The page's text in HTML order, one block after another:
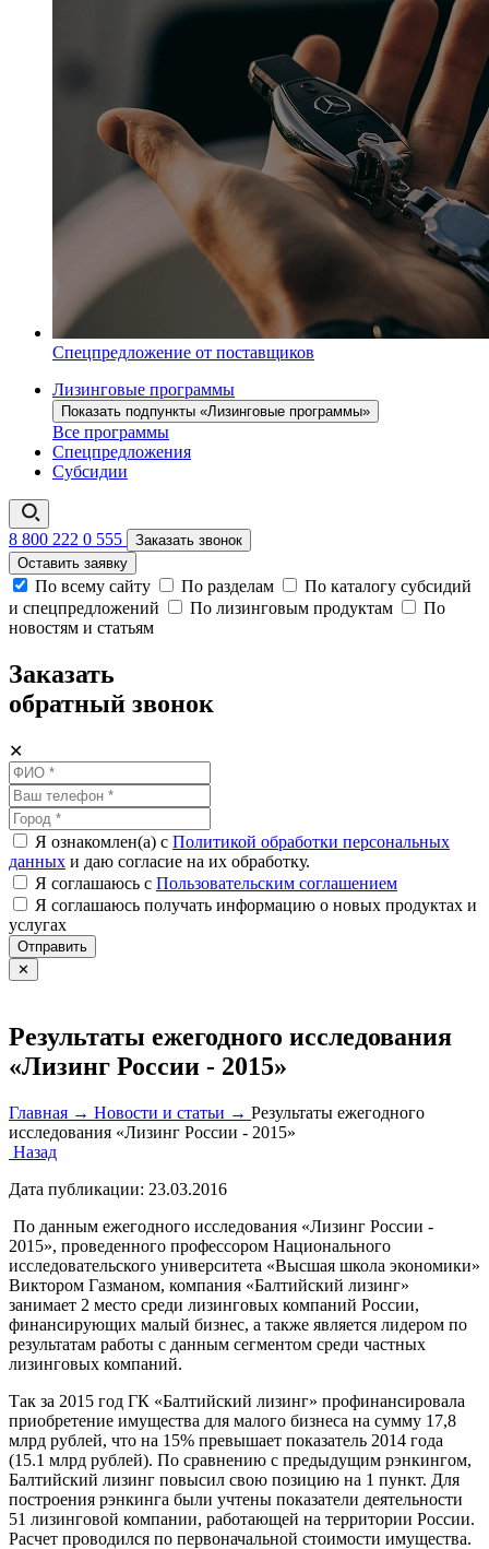
Спецпредложение от поставщиков
Лизинговые программы
Показать подпункты «Лизинговые программы»
Все программы
Спецпредложения
Субсидии
8 800 222 0 555
Заказать звонок
Оставить заявку
По всему сайту По разделам
По каталогу субсидий
и спецпредложений
По лизинговым продуктам
По
новостям и статьям
Заказать
обратный звонок
✕
Я ознакомлен(а) с Политикой обработки персональных
данных и даю согласие на их обработку.
Я соглашаюсь c Пользовательским соглашением
Я соглашаюсь получать информацию о новых продуктах и
услугах
Отправить
✕
Результаты ежегодного исследования
«Лизинг России - 2015»
Главная → Новости и статьи → Результаты ежегодного
исследования «Лизинг России - 2015»
Назад
Дата публикации: 23.03.2016
По данным ежегодного исследования «Лизинг России -
2015», проведенного профессором Национального
исследовательского университета «Высшая школа экономики»
Виктором Газманом, компания «Балтийский лизинг»
занимает 2 место среди лизинговых компаний России,
финансирующих малый бизнес, а также является лидером по
результатам работы с данным сегментом среди частных
лизинговых компаний.
Так за 2015 год ГК «Балтийский лизинг» профинансировала
приобретение имущества для малого бизнеса на сумму 17,8
млрд рублей, что на 15% превышает показатель 2014 года
(15.1 млрд рублей). По сравнению с предыдущим рэнкингом,
Балтийский лизинг повысил свою позицию на 1 пункт. Для
построения рэнкинга были учтены показатели деятельности
51 лизинговой компании, работающей на территории России.
Расчет проводился по первоначальной стоимости имущества.